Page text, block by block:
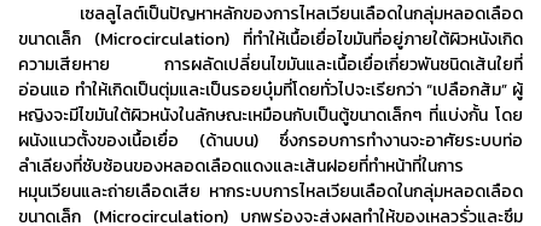
เซลลูไลต์เป็นปัญหาหลักของการไหลเวียนเลือดในกลุ่มหลอดเลือด
ขนาดเล็ก (Microcirculation) ที่ทำให้เนื้อเยื่อไขมันที่อยู่ภายใต้ผิวหนังเกิด
ความเสียหาย การผลัดเปลี่ยนไขมันและเนื้อเยื่อเกี่ยวพันชนิดเส้นใยที่
อ่อนแอ ทำให้เกิดเป็นตุ่มและเป็นรอยบุ๋มที่โดยทั่วไปจะเรียกว่า “เปลือกส้ม” ผู้
หญิงจะมีไขมันใต้ผิวหนังในลักษณะเหมือนกับเป็นตู้ขนาดเล็กๆ ที่แบ่งกั้น โดย
ผนังแนวตั้งของเนื้อเยื่อ (ด้านบน) ซึ่งกรอบการทำงานจะอาศัยระบบท่อ
ลำเลียงที่ซับซ้อนของหลอดเลือดแดงและเส้นฝอยที่ทำหน้าที่ในการ
หมุนเวียนและถ่ายเลือดเสีย หากระบบการไหลเวียนเลือดในกลุ่มหลอดเลือด
ขนาดเล็ก (Microcirculation) บกพร่องจะส่งผลทำให้ของเหลวรั่วและซึม